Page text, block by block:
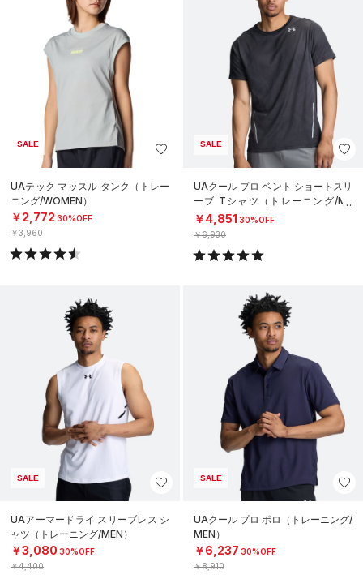
SALE
UAテック マッスル タンク（トレー
ニング/WOMEN）
￥2,772 30%OFF
￥3,960
SALE
UAクール プロ ベント ショートスリ
ーブ Tシャツ（トレーニング/ME
N）
￥4,851 30%OFF
￥6,930
SALE
UAアーマードライ スリーブレス シ
ャツ（トレーニング/MEN）
￥3,080 30%OFF
￥4,400
SALE
UAクール プロ ポロ（トレーニング/
MEN）
￥6,237 30%OFF
￥8,910